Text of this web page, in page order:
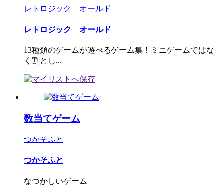
レトロジック オールド
レトロジック オールド
13種類のゲームが遊べるゲーム集！ミニゲームではな
く割とし...
数当てゲーム
つかそふと
つかそふと
なつかしいゲーム